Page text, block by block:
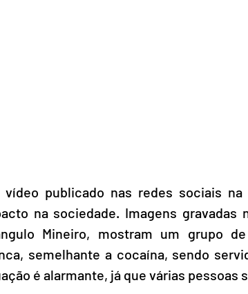
vídeo publicado nas redes sociais
na sociedade. Imagens gravadas
Mineiro, mostram um grupo
semelhante a cocaína, sendo
é alarmante, já que várias pessoas